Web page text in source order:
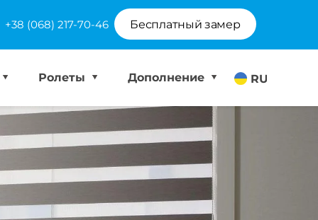
+38 (068) 217-70-46 Бесплатный замер
RU
Ролеты Дополнение